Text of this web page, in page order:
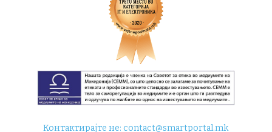
Контактирајте не:contact@smartportal.mk